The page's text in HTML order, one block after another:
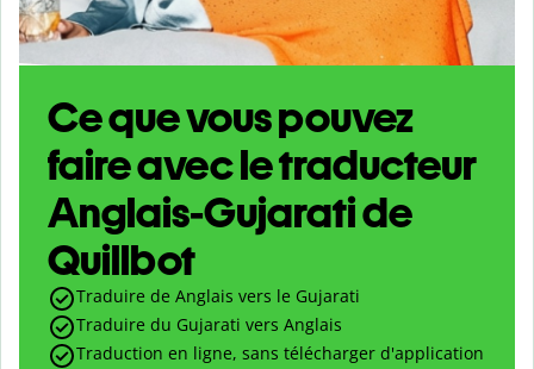
Ce que vous pouvez
faire avec le traducteur
Anglais-Gujarati de
Quillbot
Traduire de Anglais vers le Gujarati
Traduire du Gujarati vers Anglais
Traduction en ligne, sans télécharger d'application